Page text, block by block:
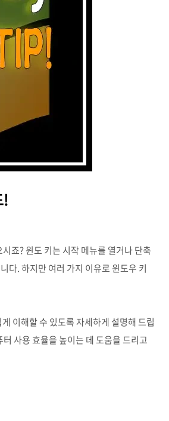
!
죠? 윈도 키는 시작 메뉴를 열거나 단축
다. 하지만 여러 가지 이유로 윈도우 키
이해할 수 있도록 자세하게 설명해 드립
사용 효율을 높이는 데 도움을 드리고